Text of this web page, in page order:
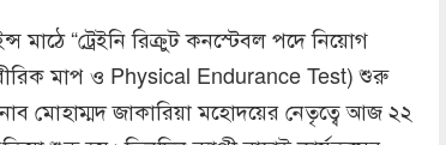
মাঠে “ট্রেইনি রিক্রুট কনস্টেবল পদে নিয়োগ
মাপ ও Physical Endurance Test) শুরু
মোহাম্মদ জাকারিয়া মহোদয়ের নেতৃত্বে আজ ২২